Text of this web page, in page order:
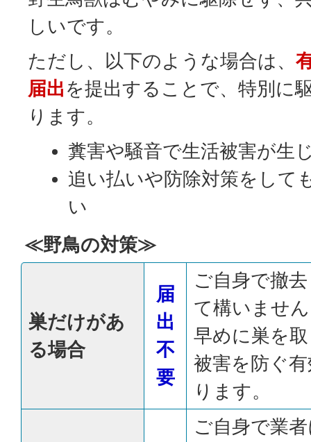
しいです。
ただし、以下のような場合は、
届出を提出することで、特別に
ります。
糞害や騒音で生活被害が生
追い払いや防除対策をして
い
≪野鳥の対策≫
巣だけがあ
る場合
届
出
不
要
ご自身で撤
て構いませ
早めに巣を
被害を防ぐ
ります。
ご自身で業